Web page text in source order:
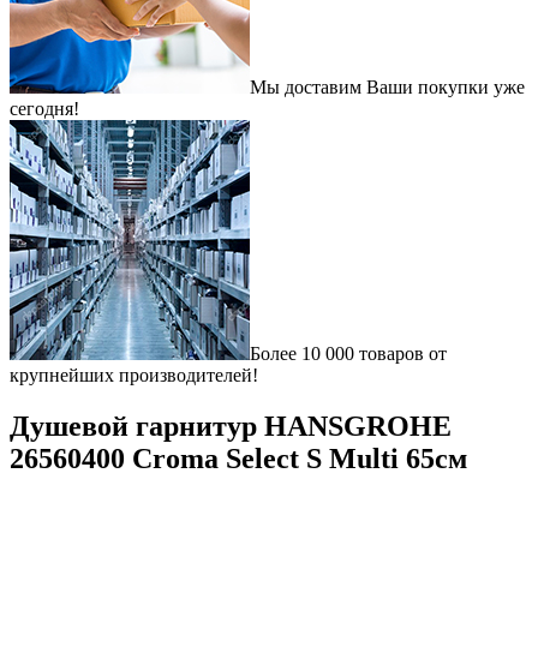
Мы доставим Ваши покупки уже
сегодня!
Более 10 000 товаров от
крупнейших производителей!
Душевой гарнитур HANSGROHE
26560400 Croma Select S Multi 65см